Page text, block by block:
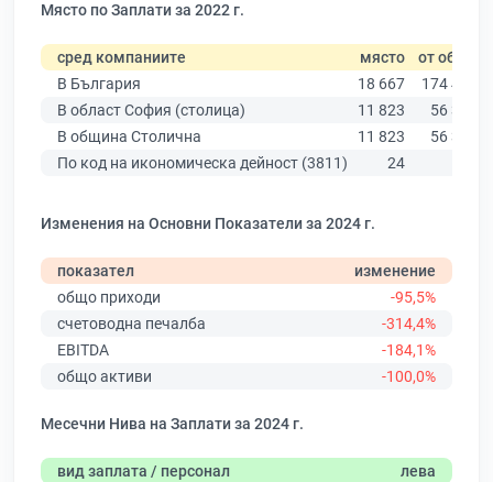
Място по Заплати за 2022 г.
сред компаниите място от общо
В България
18 667
174 403
В област София (столица)
11 823
56 378
В община Столична
11 823
56 378
По код на икономическа дейност (3811)
24
Изменения на Основни Показатели за 2024 г.
показател
изменение
общо приходи
-95,5%
счетоводна печалба
-314,4%
EBITDA
-184,1%
общо активи
-100,0%
Месечни Нива на Заплати за 2024 г.
вид заплата / персонал
лева